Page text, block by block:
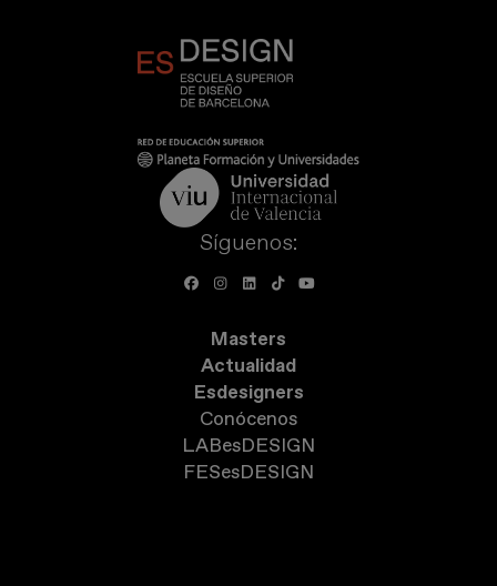
Síguenos:
Masters
Actualidad
Esdesigners
Conócenos
LABesDESIGN
FESesDESIGN